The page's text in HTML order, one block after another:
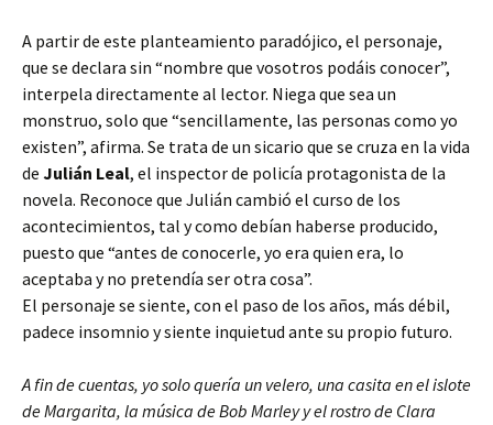
A partir de este planteamiento paradójico, el personaje,
que se declara sin “nombre que vosotros podáis conocer”,
interpela directamente al lector. Niega que sea un
monstruo, solo que “sencillamente, las personas como yo
existen”, afirma. Se trata de un sicario que se cruza en la vida
de Julián Leal, el inspector de policía protagonista de la
novela. Reconoce que Julián cambió el curso de los
acontecimientos, tal y como debían haberse producido,
puesto que “antes de conocerle, yo era quien era, lo
aceptaba y no pretendía ser otra cosa”.
El personaje se siente, con el paso de los años, más débil,
padece insomnio y siente inquietud ante su propio futuro.
A fin de cuentas, yo solo quería un velero, una casita en el islote
de Margarita, la música de Bob Marley y el rostro de Clara